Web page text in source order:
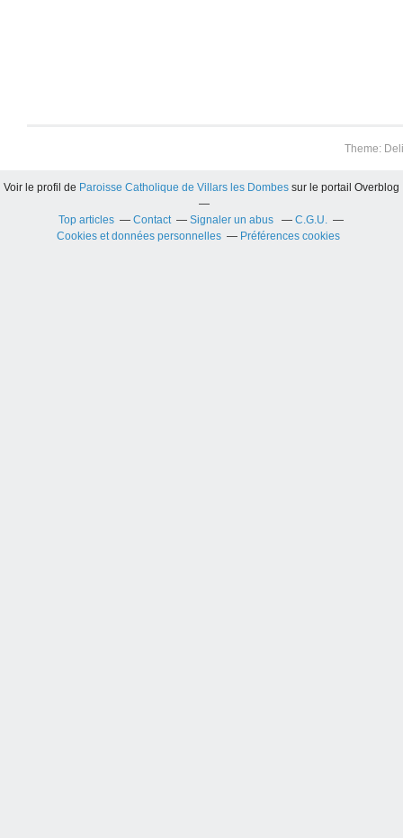
Theme:
Voir le profil de Paroisse Catholique de Villars les Dombes sur le portail Overblog
Top articles Contact Signaler un abus
C.G.U.
Cookies et données personnelles
Préférences cookies